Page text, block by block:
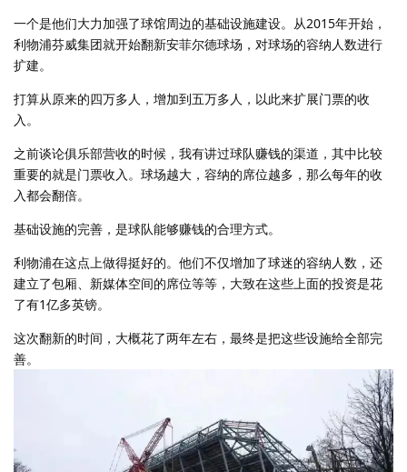
一个是他们大力加强了球馆周边的基础设施建设。从2015年开始，
利物浦芬威集团就开始翻新安菲尔德球场，对球场的容纳人数进行
扩建。
打算从原来的四万多人，增加到五万多人，以此来扩展门票的收
入。
之前谈论俱乐部营收的时候，我有讲过球队赚钱的渠道，其中比较
重要的就是门票收入。球场越大，容纳的席位越多，那么每年的收
入都会翻倍。
基础设施的完善，是球队能够赚钱的合理方式。
利物浦在这点上做得挺好的。他们不仅增加了球迷的容纳人数，还
建立了包厢、新媒体空间的席位等等，大致在这些上面的投资是花
了有1亿多英镑。
这次翻新的时间，大概花了两年左右，最终是把这些设施给全部完
善。